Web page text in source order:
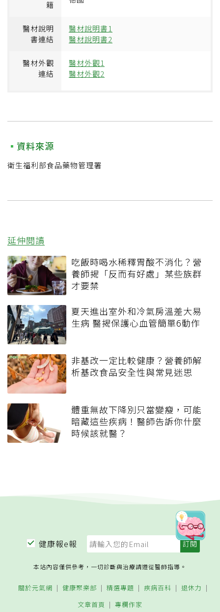
籍
醫材說明
書連結
醫材說明書1
醫材說明書2
醫材外觀
連結
醫材外觀1
醫材外觀2
資料來源
衛生福利部食品藥物管理署
延伸閱讀
吃飯時喝水稀釋胃酸不消化？營
養師揭「反而有好處」某些族群
才要禁
夏天進出室外和冷氣房溫差大易
生病 醫揭保護心血管簡單6動作
非基改一定比較健康？營養師解
析基改食品安全性與常見迷思
體重無故下降別只當變瘦，可能
暗藏這些疾病！醫師告訴你什麼
時候該就醫？
健康報e報
本站內容僅供參考，一切診斷與治療請遵從醫師指導。
關於元氣網 健康聚樂部 精選專題 疾病百科
退休力
文章首頁
專欄作家